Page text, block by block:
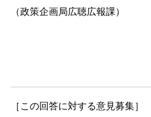
（政策企画局広聴広報課）
［この回答に対する意見募集］